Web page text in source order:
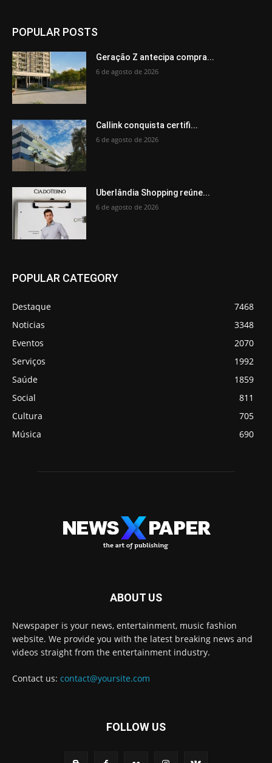
POPULAR POSTS
Geração Z antecipa compra...
6 de agosto de 2026
Callink conquista certifi...
6 de agosto de 2026
Uberlândia Shopping reúne...
6 de agosto de 2026
POPULAR CATEGORY
Destaque
7468
Noticias
3348
Eventos
2070
Serviços
1992
Saúde
1859
Social
811
Cultura
705
Música
690
ABOUT US
Newspaper is your news, entertainment, music fashion
website. We provide you with the latest breaking news and
videos straight from the entertainment industry.
Contact us: contact@yoursite.com
FOLLOW US